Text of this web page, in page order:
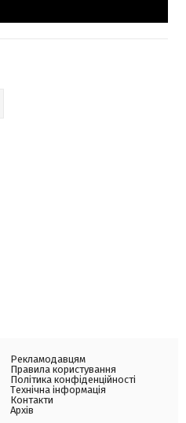
Рекламодавцям
Правила користування
Політика конфіденційності
Технічна інформація
Контакти
Архів